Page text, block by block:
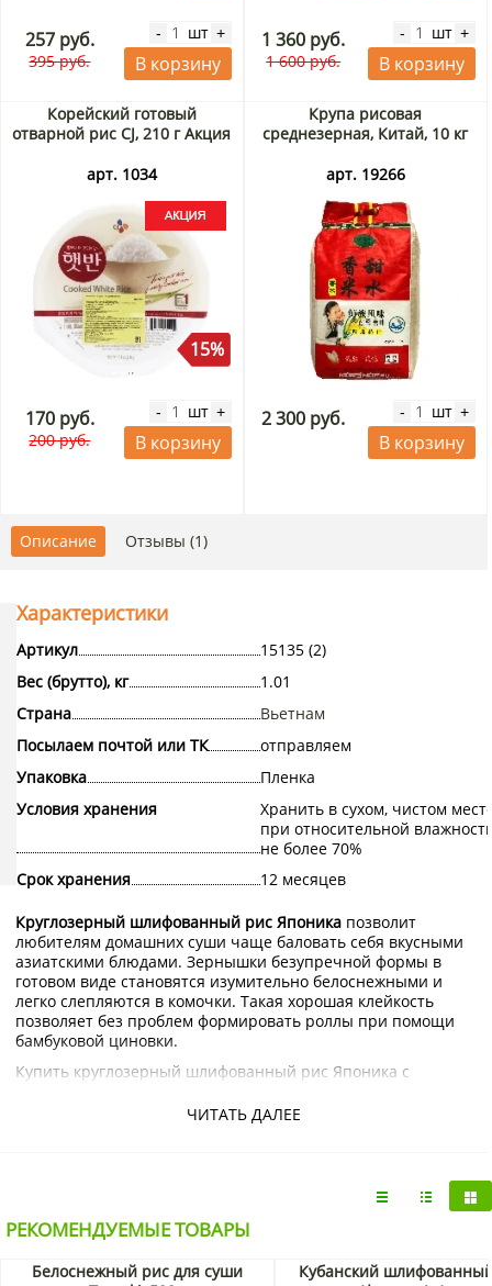
257 руб.
395 руб.
- шт +
В корзину
1 360 руб.
1 600 руб.
- шт +
В корзину
Корейский готовый
отварной рис CJ, 210 г Акция
арт. 1034
15%
170 руб.
200 руб.
- шт +
В корзину
Крупа рисовая
среднезерная, Китай, 10 кг
арт. 19266
2 300 руб. - шт +
В корзину
Описание Отзывы (1)
ЧИТАТЬ ДАЛЕЕ
Характеристики
Артикул
15135 (2)
Вес (брутто), кг
1.01
Страна
Вьетнам
Посылаем почтой или ТК
отправляем
Упаковка
Пленка
Условия хранения
Хранить в сухом, чистом
при относительной
не более 70%
Срок хранения
12 месяцев
Круглозерный шлифованный рис Японика позволит
любителям домашних суши чаще баловать себя вкусными
азиатскими блюдами. Зернышки безупречной формы в
готовом виде становятся изумительно белоснежными и
легко слепляются в комочки. Такая хорошая клейкость
позволяет без проблем формировать роллы при помощи
бамбуковой циновки.
Купить круглозерный шлифованный рис Японика с
интернет-магазине KorShop.ru.
РЕКОМЕНДУЕМЫЕ ТОВАРЫ
Белоснежный рис для суши
Кубанский